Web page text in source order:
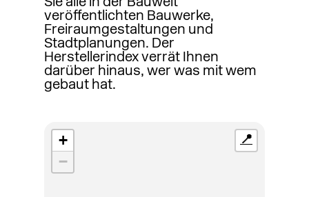
Sie alle in der Bauwelt
veröffentlichten Bauwerke,
Freiraumgestaltungen und
Stadtplanungen. Der
Herstellerindex verrät Ihnen
darüber hinaus, wer was mit wem
gebaut hat.
+
−
📍